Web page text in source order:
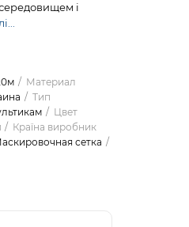
і
Материал
Тип
Цвет
Країна виробник
сетка